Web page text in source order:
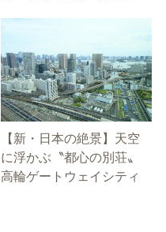
【新・日本の絶景】天空
に浮かぶ〝都心の別荘〟
高輪ゲートウェイシティ